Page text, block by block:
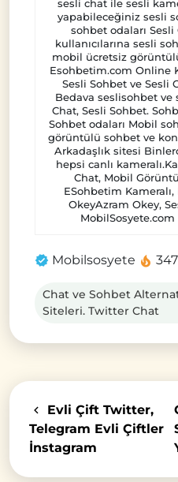
sesli chat ile sesli
yapabileceğiniz sesli
sohbet odaları
kullanıcılarına sesli
mobil ücretsiz
Esohbetim.com Online
Sesli Sohbet ve Sesli
Bedava seslisohbet ve
Chat, Sesli Sohbet.
Sohbet odaları Mobil
görüntülü sohbet ve
Arkadaşlık sitesi
hepsi canlı
Chat, Mobil
ESohbetim
OkeyAzram Okey,
Mobilsosyete 347
Chat ve Sohbet
Siteleri. Twitter Chat
Evli Çift Twitter,
Telegram Evli Çiftler
İnstagram